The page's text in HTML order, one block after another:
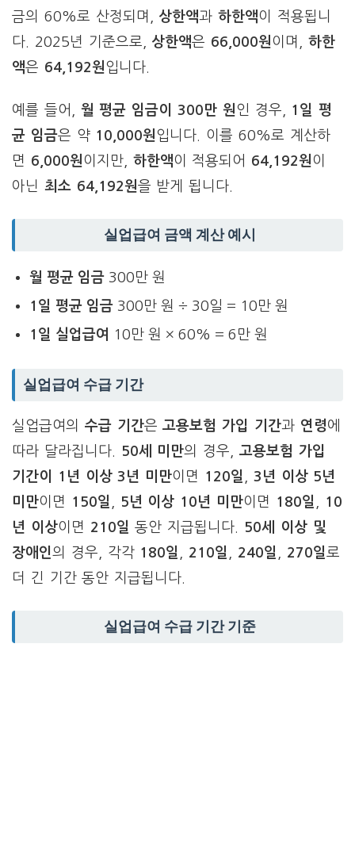
금의 60%로 산정되며, 상한액과하한액이 적용됩니
다. 2025년 기준으로, 상한액은 66,000원이며,하한
액은 64,192원입니다.
예를 들어, 월 평균 임금이 300만 원인 경우, 1일 평
균 임금은 약 10,000원입니다. 이를 60%로 계산하
면 6,000원이지만, 하한액이 적용되어 64,192원이
아닌 최소 64,192원을 받게 됩니다.
실업급여 금액 계산 예시
월 평균 임금300만 원
1일 평균 임금300만 원 ÷ 30일 = 10만 원
1일 실업급여
10만 원 × 60% = 6만 원
실업급여 수급 기간
실업급여의 수급 기간은고용보험 가입 기간과 연령에
따라 달라집니다.
50세 미만의 경우,고용보험 가입
기간이 1년 이상 3년 미만이면 120일
3년 이상 5년
미만이면 150일 5년 이상 10년 미만이면 180일
10
년 이상이면 210일 동안 지급됩니다.
50세 이상 및
장애인의 경우, 각각 180일 210일 240일 270일로
더 긴 기간 동안 지급됩니다.
실업급여 수급 기간 기준